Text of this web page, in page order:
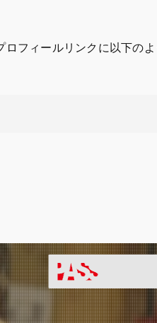
フィールリンクに以下の